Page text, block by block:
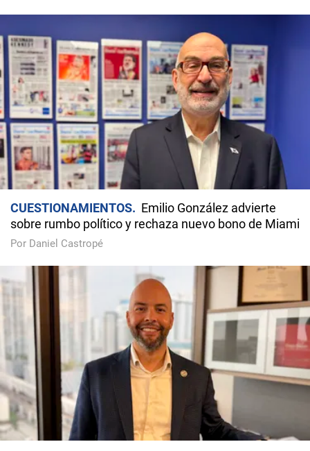
CUESTIONAMIENTOS
Emilio González advierte
sobre rumbo político y rechaza nuevo bono de Miami
Por Daniel Castropé